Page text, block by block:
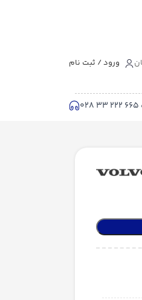
ورود / ثبت نام